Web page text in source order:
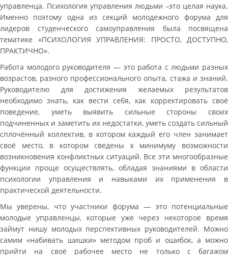
управленца. Психология управления людьми –это целая наука.
Именно поэтому одна из секций молодежного форума для
лидеров студенческого самоуправления была посвящена
тематике «ПСИХОЛОГИЯ УПРАВЛЕНИЯ: ПРОСТО, ДОСТУПНО,
ПРАКТИЧНО».
Работа молодого руководителя — это работа с людьми разных
возрастов, разного профессионального опыта, стажа и знаний.
Руководителю для достижения желаемых результатов
необходимо знать, как вести себя, как корректировать своё
поведение, уметь выявить сильные стороны своих
подчиненных и заметить их недостатки, уметь создать сильный
сплочённый коллектив, в котором каждый его член занимает
своё место, в котором сведены к минимуму возможности
возникновения конфликтных ситуаций. Все эти многообразные
функции проще осуществлять, обладая знаниями в области
психологии управления и навыками их применения в
практической деятельности.
Мы уверены, что участники форума — это потенциальные
молодые управленцы, которые уже через некоторое время
займут нишу молодых перспективных руководителей. Можно
самим «набивать шишки» методом проб и ошибок, а можно
прийти на своё рабочее место не только с багажом